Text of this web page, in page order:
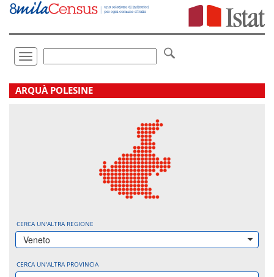
Vai
direttamente
Toggle
navigation
.
ARQUÀ POLESINE
CERCA UN'ALTRA REGIONE
Veneto
CERCA UN'ALTRA PROVINCIA